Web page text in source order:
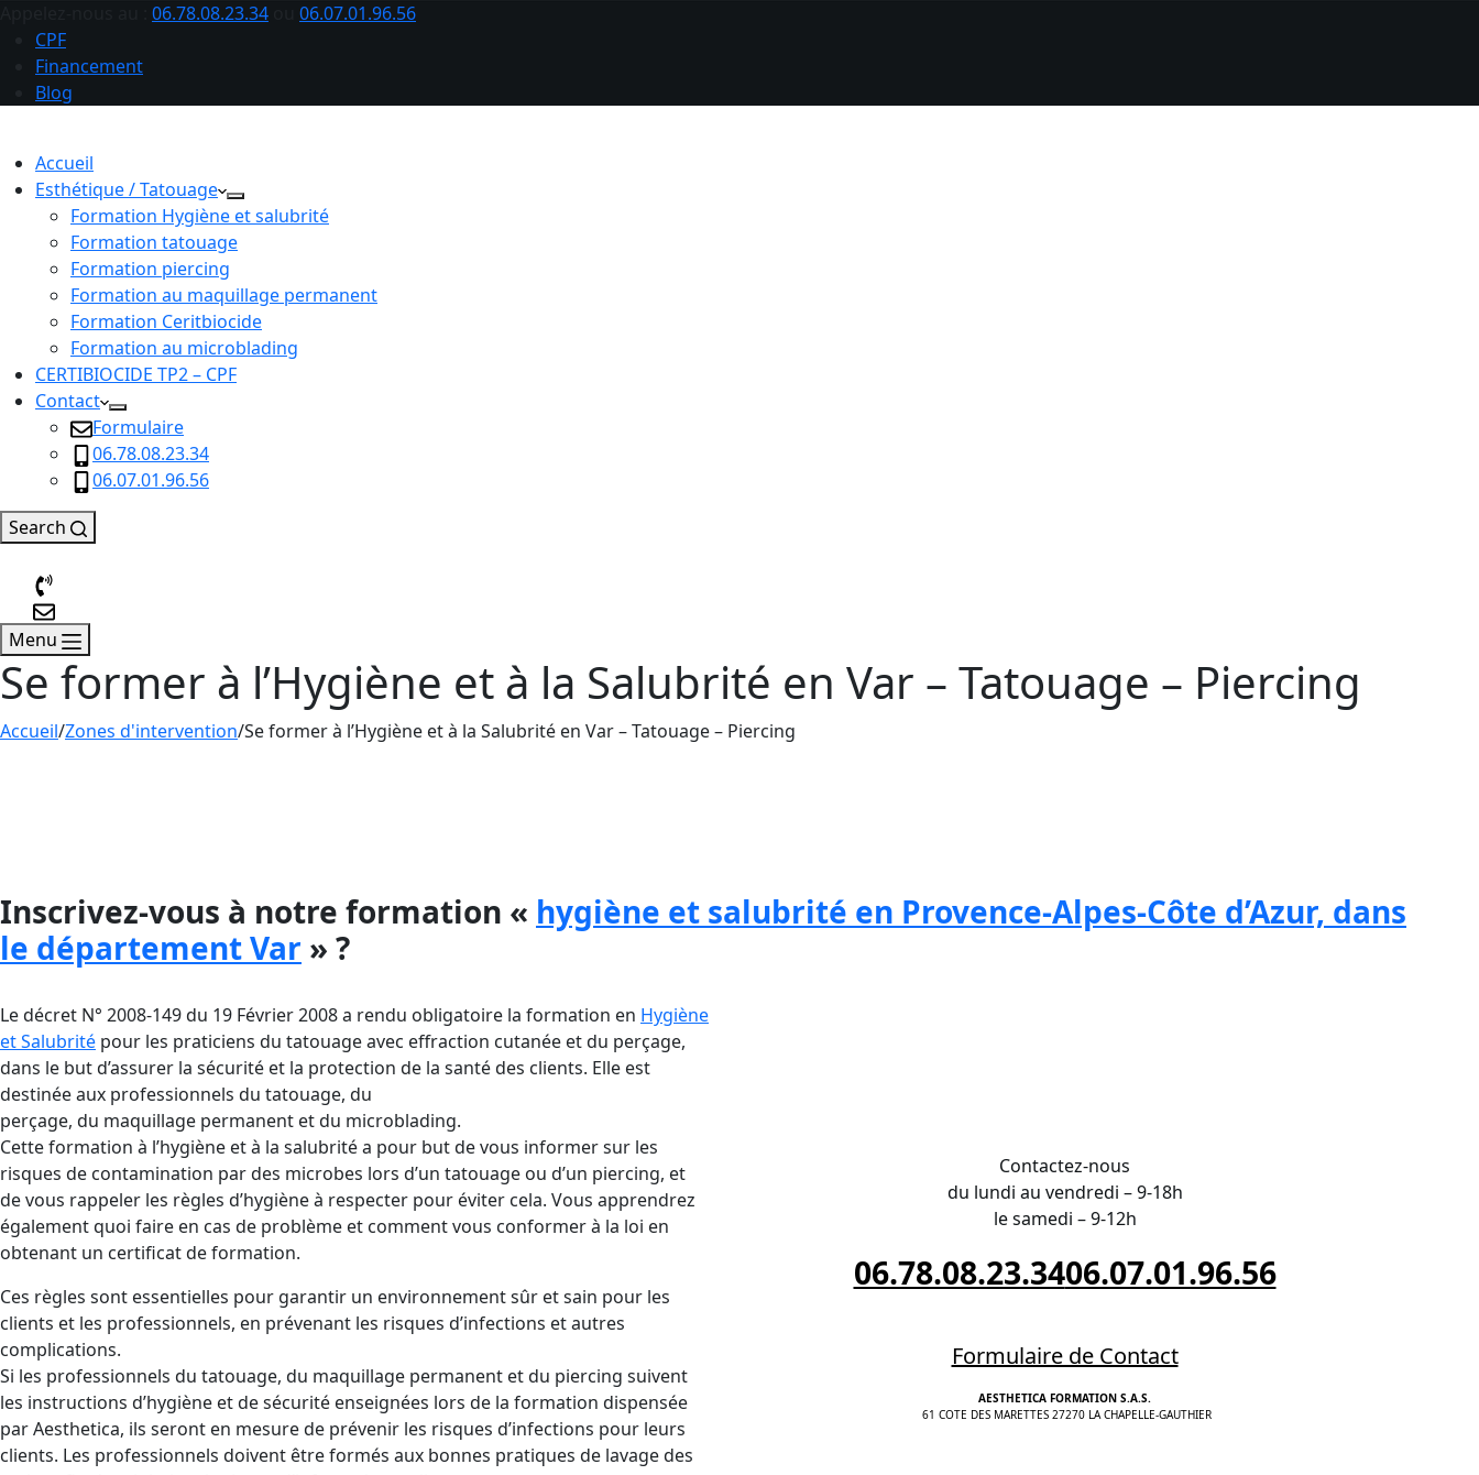
06.78.08.23.34
06.07.01.96.56
CPF
Financement
Blog
Accueil
Esthétique / Tatouage
Formation Hygiène et salubrité
Formation tatouage
Formation piercing
Formation au maquillage permanent
Formation Ceritbiocide
Formation au microblading
CERTIBIOCIDE TP2 – CPF
Contact
Formulaire
06.78.08.23.34
06.07.01.96.56
Search
Menu
Se former à l’Hygiène et à la Salubrité en Var – Tatouage – Piercing
Accueil/Zones d'intervention/Se former à l’Hygiène et à la Salubrité en Var – Tatouage – Piercing
Inscrivez-vous à notre formation « hygiène et salubrité en Provence-Alpes-Côte d’Azur, dans
le département Var » ?
Le décret N° 2008-149 du 19 Février 2008 a rendu obligatoire la formation en Hygiène
et Salubrité pour les praticiens du tatouage avec effraction cutanée et du perçage,
dans le but d’assurer la sécurité et la protection de la santé des clients. Elle est
destinée aux professionnels du tatouage, du
perçage, du maquillage permanent et du microblading.
Cette formation à l’hygiène et à la salubrité a pour but de vous informer sur les
risques de contamination par des microbes lors d’un tatouage ou d’un piercing, et
de vous rappeler les règles d’hygiène à respecter pour éviter cela. Vous apprendrez
également quoi faire en cas de problème et comment vous conformer à la loi en
obtenant un certificat de formation.
Ces règles sont essentielles pour garantir un environnement sûr et sain pour les
clients et les professionnels, en prévenant les risques d’infections et autres
complications.
Si les professionnels du tatouage, du maquillage permanent et du piercing suivent
les instructions d’hygiène et de sécurité enseignées lors de la formation dispensée
par Aesthetica, ils seront en mesure de prévenir les risques d’infections pour leurs
clients. Les professionnels doivent être formés aux bonnes pratiques de lavage des
Contactez-nous
du lundi au vendredi – 9-18h
le samedi – 9-12h
06.78.08.23.3406.07.01.96.56
Formulaire de Contact
AESTHETICA FORMATION S.A.S.
61 COTE DES MARETTES 27270 LA CHAPELLE-GAUTHIER